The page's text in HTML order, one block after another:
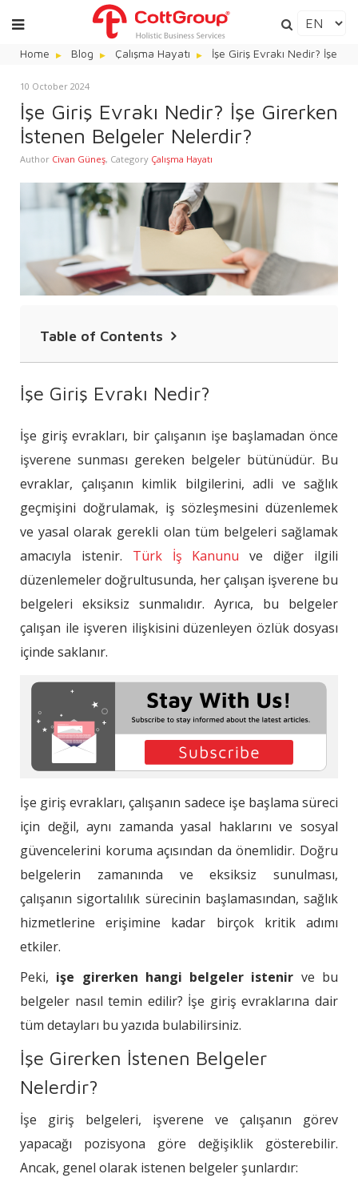
Home Blog Çalışma Hayatı İşe Giriş Evrakı Nedir? İşe
10 October 2024
İşe Giriş Evrakı Nedir? İşe Girerken
İstenen Belgeler Nelerdir?
Author Civan Güneş, Category Çalışma Hayatı
Table of Contents
İşe Girerken İstenen Belgeler Nelerdir?
İşe Giriş Belgeleri Ne Kadar Süre
Saklanır?
İşe Giriş Evrakları Nereden Alınır?
İşe Giriş Evrakı Nedir?
İşe giriş evrakları, bir çalışanın işe başlamadan önce
işverene sunması gereken belgeler bütünüdür. Bu
evraklar, çalışanın kimlik bilgilerini, adli ve sağlık
geçmişini doğrulamak, iş sözleşmesini düzenlemek
ve yasal olarak gerekli olan tüm belgeleri sağlamak
amacıyla istenir. Türk İş Kanunu ve diğer ilgili
düzenlemeler doğrultusunda, her çalışan işverene bu
belgeleri eksiksiz sunmalıdır. Ayrıca, bu belgeler
çalışan ile işveren ilişkisini düzenleyen özlük dosyası
içinde saklanır.
İşe giriş evrakları, çalışanın sadece işe başlama süreci
için değil, aynı zamanda yasal haklarını ve sosyal
güvencelerini koruma açısından da önemlidir. Doğru
belgelerin zamanında ve eksiksiz sunulması,
çalışanın sigortalılık sürecinin başlamasından, sağlık
hizmetlerine erişimine kadar birçok kritik adımı
etkiler.
Peki, işe girerken hangi belgeler istenir ve bu
belgeler nasıl temin edilir? İşe giriş evraklarına dair
tüm detayları bu yazıda bulabilirsiniz.
İşe Girerken İstenen Belgeler
Nelerdir?
İşe giriş belgeleri, işverene ve çalışanın görev
yapacağı pozisyona göre değişiklik gösterebilir.
Ancak, genel olarak istenen belgeler şunlardır: